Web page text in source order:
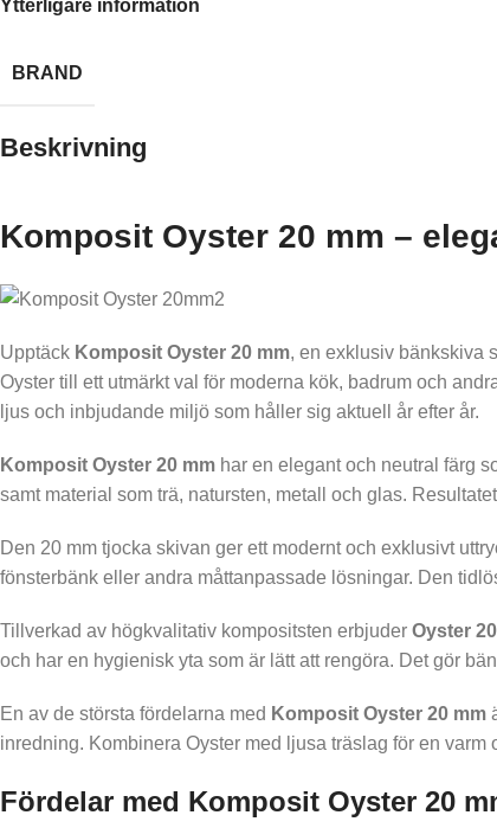
Ytterligare information
BRAND
Beskrivning
Komposit Oyster 20 mm –
Upptäck Komposit Oyster 20 mm, en exklusiv bänkskiva
Oyster till ett utmärkt val för moderna kök, badrum och
ljus och inbjudande miljö som håller sig aktuell år efter år.
Komposit Oyster 20 mm har en elegant och neutral färg
samt material som trä, natursten, metall och glas.
Den 20 mm tjocka skivan ger ett modernt och exklusivt
fönsterbänk eller andra måttanpassade lösningar. Den
Tillverkad av högkvalitativ kompositsten erbjuder Oyster
och har en hygienisk yta som är lätt att rengöra. Det gör
En av de största fördelarna med Komposit Oyster 20 mm
inredning. Kombinera Oyster med ljusa träslag för en
Fördelar med Komposit Oyster 20